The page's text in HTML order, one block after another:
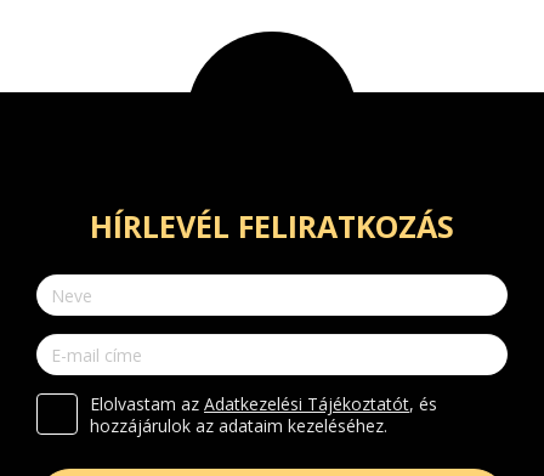
HÍRLEVÉL FELIRATKOZÁS
Elolvastam az Adatkezelési Tájékoztatót, és
hozzájárulok az adataim kezeléséhez.